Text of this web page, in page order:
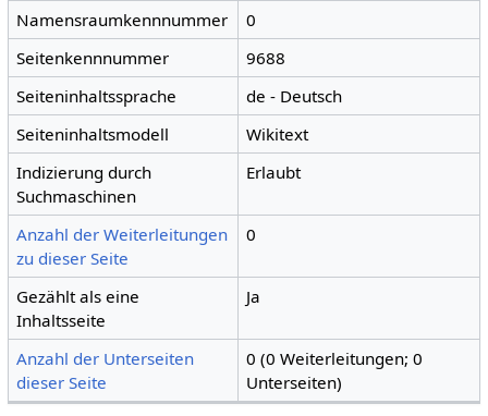
Namensraumkennnummer
0
Seitenkennnummer
9688
Seiteninhaltssprache
de - Deutsch
Seiteninhaltsmodell
Wikitext
Indizierung durch
Suchmaschinen
Erlaubt
Anzahl der Weiterleitungen
zu dieser Seite
0
Gezählt als eine
Inhaltsseite
Ja
Anzahl der Unterseiten
dieser Seite
0 (0 Weiterleitungen; 0
Unterseiten)